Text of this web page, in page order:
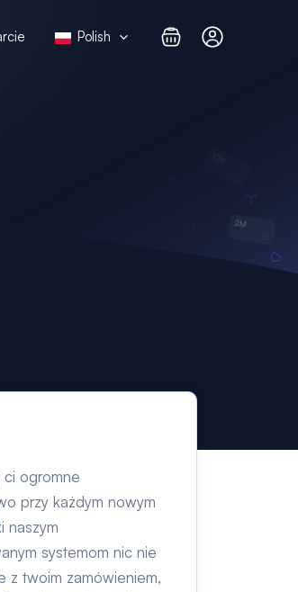
Polish
ci ogromne
przy każdym nowym
naszym
systemom nic nie
z twoim zamówieniem,